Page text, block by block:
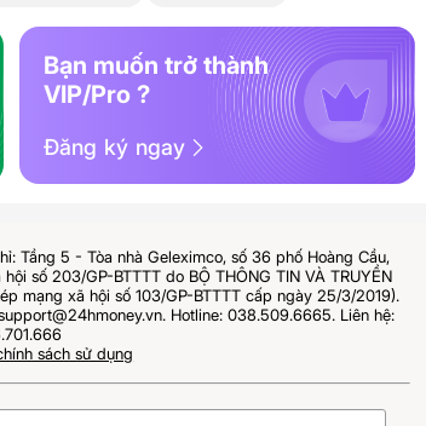
Bạn muốn trở thành
VIP/Pro ?
Đăng ký ngay
Tầng 5 - Tòa nhà Geleximco, số 36 phố Hoàng Cầu,
số 203/GP-BTTTT do BỘ THÔNG TIN VÀ TRUYỀN
mạng xã hội số 103/GP-BTTTT cấp ngày 25/3/2019).
Hotline: 038.509.6665. Liên hệ:
sách sử dụng